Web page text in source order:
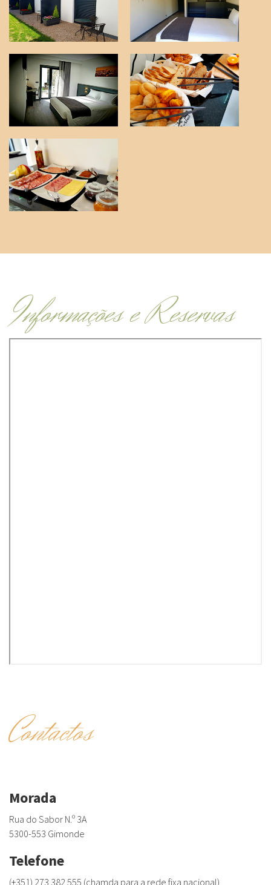
Informações e Reservas
Contactos
Morada
Rua do Sabor N.º 3A
5300-553 Gimonde
Telefone
(+351) 273 382 555 (chamda para a rede fixa nacional)